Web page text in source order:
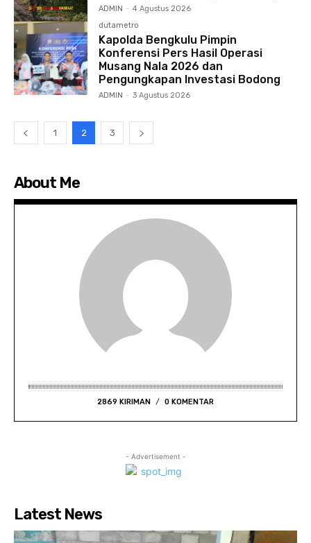
ADMIN - 4 Agustus 2026
dutametro
Kapolda Bengkulu Pimpin
Konferensi Pers Hasil Operasi
Musang Nala 2026 dan
Pengungkapan Investasi Bodong
ADMIN - 3 Agustus 2026
1 2 3
About Me
2869 KIRIMAN 0 KOMENTAR
- Advertisement -
Latest News